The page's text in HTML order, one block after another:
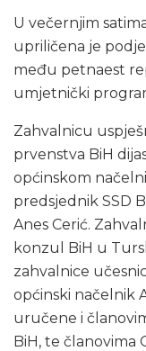
U večernjim
upriličena je
među petnaest
umjetnički
Zahvalnicu
prvenstva BiH
općinskom
predsjednik SSD
Anes Cerić.
konzul BiH u
zahvalnice
općinski načelnik
uručene i
BiH, te članovima